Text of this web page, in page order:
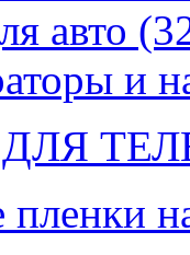
авто
и
пленки